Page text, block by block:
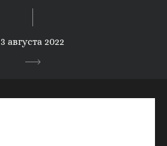
3 августа 2022